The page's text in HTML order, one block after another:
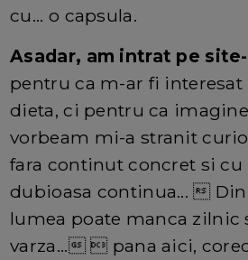
cu... o capsula.
Asadar, am intrat pe
pentru ca m-ar fi interesat
dieta, ci pentru ca
vorbeam mi-a stranit
fara continut concret si
dubioasa continua...
lumea poate manca zilnic
varza...  pana aici,